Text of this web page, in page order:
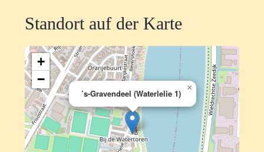
Standort auf der Karte
’s-Gravendeel (Waterlelie 1)
×
+
−